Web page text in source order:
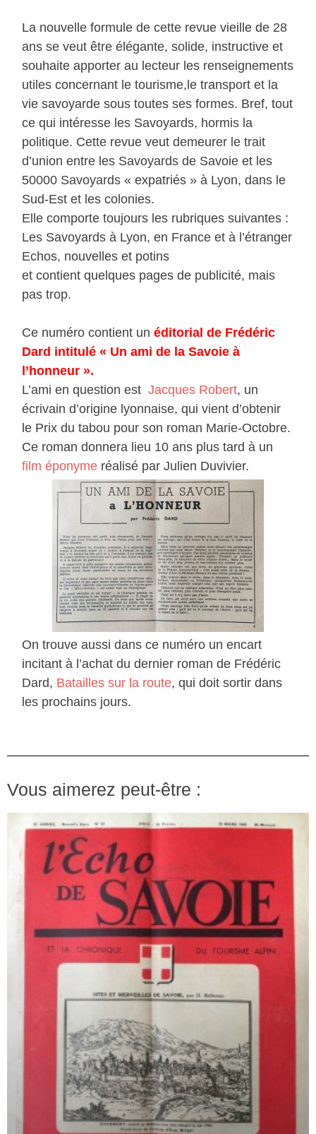
La nouvelle formule de cette revue vieille de 28
ans se veut être élégante, solide, instructive et
souhaite apporter au lecteur les renseignements
utiles concernant le tourisme,le transport et la
vie savoyarde sous toutes ses formes. Bref, tout
ce qui intéresse les Savoyards, hormis la
politique. Cette revue veut demeurer le trait
d’union entre les Savoyards de Savoie et les
50000 Savoyards « expatriés » à Lyon, dans le
Sud-Est et les colonies.
Elle comporte toujours les rubriques suivantes :
Les Savoyards à Lyon, en France et à l’étranger
Echos, nouvelles et potins
et contient quelques pages de publicité, mais
pas trop.
Ce numéro contient unéditorial de Frédéric
Dard intitulé « Un ami de la Savoie à
l’honneur ».
L’ami en question estJacques Robert, un
écrivain d’origine lyonnaise, qui vient d’obtenir
le Prix du tabou pour son roman Marie-Octobre.
Ce roman donnera lieu 10 ans plus tard à un
film éponyme réalisé par Julien Duvivier.
On trouve aussi dans ce numéro un encart
incitant à l’achat du dernier roman de Frédéric
Dard, Batailles sur la route, qui doit sortir dans
les prochains jours.
Vous aimerez peut-être :